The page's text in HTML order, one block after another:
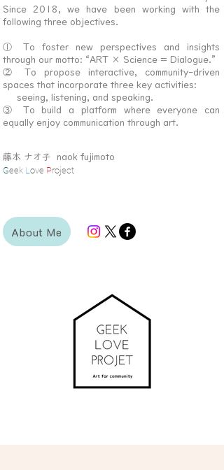
Since 2018, we have been working with the
following three objectives.
① To foster new perspectives and insights
through our motto: “ART × Science = Dialogue.”
② To propose interactive, community-driven
spaces that incorporate three key activities:
seeing, listening, and speaking.
③ To build a platform where everyone can
equally enjoy communication through art.​
藤本 ナオ子 naok fujimoto
Geek Love Project
About Me